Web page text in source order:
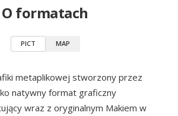
O formatach
PICT MAP
metaplikowej stworzony przez
natywny format graficzny
wraz z oryginalnym Makiem w